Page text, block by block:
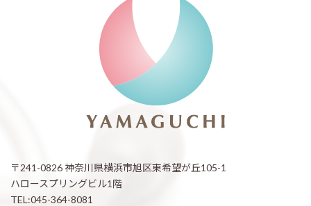
〒241-0826 神奈川県横浜市旭区東希望が丘105-1
ハロースプリングビル1階
TEL:045-364-8081